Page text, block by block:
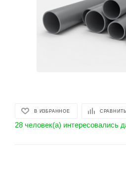
В ИЗБРАННОЕ СРАВНИТЬ
28 человек(а) интересовались